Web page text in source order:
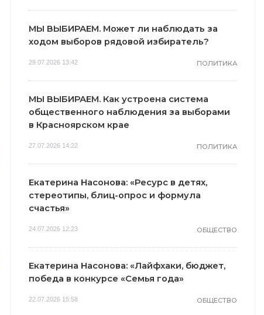
МЫ ВЫБИРАЕМ. Может ли наблюдать за
ходом выборов рядовой избиратель?
29.07.2026 13:42 ПОЛИТИКА
МЫ ВЫБИРАЕМ. Как устроена система
общественного наблюдения за выборами
в Красноярском крае
27.07.2026 14:22 ПОЛИТИКА
Екатерина Насонова: «Ресурс в детях,
стереотипы, блиц-опрос и формула
счастья»
24.07.2026 12:23 ОБЩЕСТВО
Екатерина Насонова: «Лайфхаки, бюджет,
победа в конкурсе «Семья года»
22.07.2026 15:58 ОБЩЕСТВО